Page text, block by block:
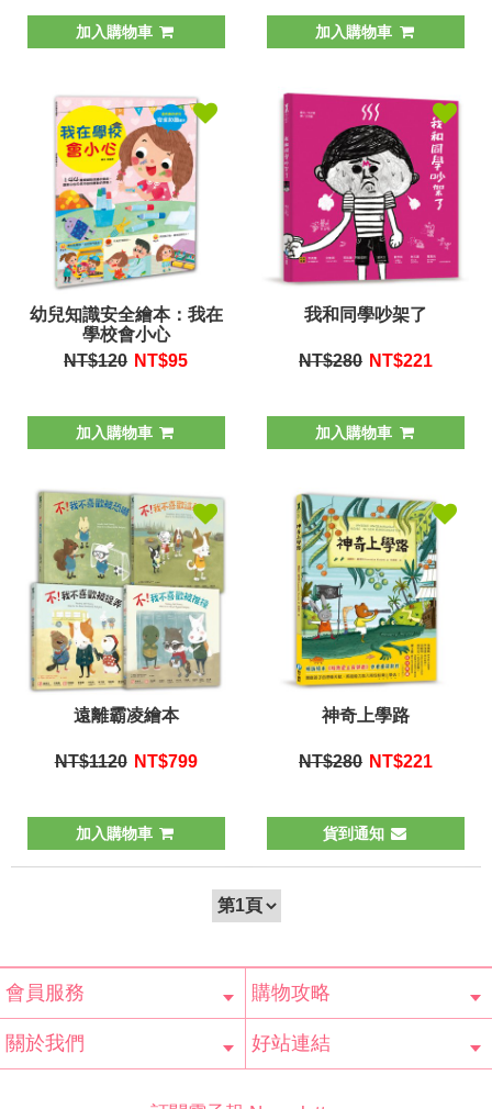
加入購物車 加入購物車
幼兒知識安全繪本：我在
學校會小心
NT$120 NT$95
加入購物車
我和同學吵架了
NT$280 NT$221
加入購物車
遠離霸凌繪本
NT$1120 NT$799
加入購物車
神奇上學路
NT$280 NT$221
貨到通知
會員服務
會員辨法
客服信箱
隱私條款
網站導覽
購物攻略
常見問題
購物說明
訂單查詢
關於我們 好站連結